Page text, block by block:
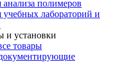
полимеров
лабораторий и
и установки
товары